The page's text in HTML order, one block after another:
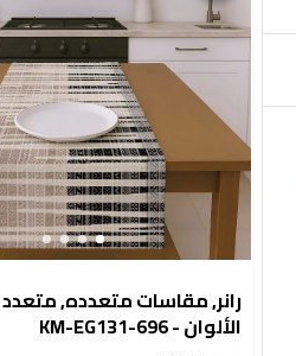
رانر, مقاسات متعدده, متعدد
الألوان - KM-EG131-696